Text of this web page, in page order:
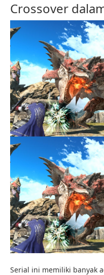
Crossover
Serial ini memiliki banyak